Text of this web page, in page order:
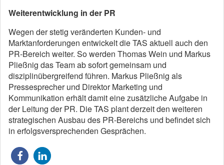
Weiterentwicklung in der PR
Wegen der stetig veränderten Kunden- und
Marktanforderungen entwickelt die TAS aktuell auch den
PR-Bereich weiter. So werden Thomas Wein und Markus
Pließnig das Team ab sofort gemeinsam und
disziplinübergreifend führen. Markus Pließnig als
Pressesprecher und Direktor Marketing und
Kommunikation erhält damit eine zusätzliche Aufgabe in
der Leitung der PR. Die TAS plant derzeit den weiteren
strategischen Ausbau des PR-Bereichs und befindet sich
in erfolgsversprechenden Gesprächen.